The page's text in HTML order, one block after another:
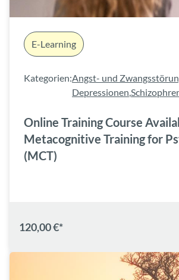
E-Learning
Kategorien:Angst- und
Depressionen,
Online Training Course
Metacognitive Training for
(MCT)
120,00 €*